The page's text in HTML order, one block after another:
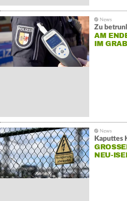
Zu
AM
IM
Kaputtes
EU-